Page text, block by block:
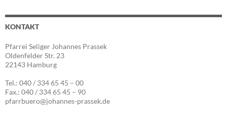
KONTAKT
Pfarrei Seliger Johannes Prassek
Oldenfelder Str. 23
22143 Hamburg
Tel.: 040 / 334 65 45 – 00
Fax.: 040 / 334 65 45 – 90
pfarrbuero@johannes-prassek.de